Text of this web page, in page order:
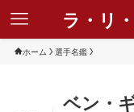
ラ・リ
ホーム 選手名鑑
ベン・